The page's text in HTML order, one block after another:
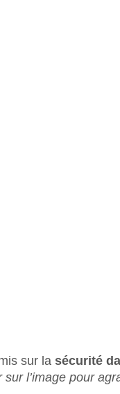
sur la sécurité
sur l’image pour